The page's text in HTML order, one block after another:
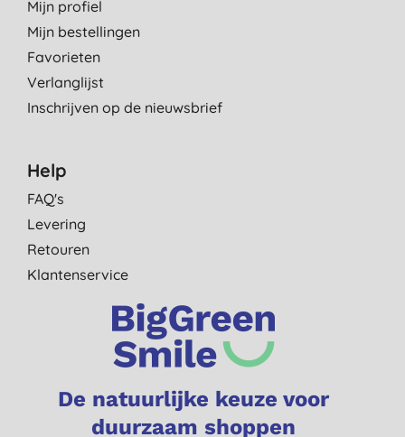
Mijn profiel
Mijn bestellingen
Favorieten
Verlanglijst
Inschrijven op de nieuwsbrief
Help
FAQ's
Levering
Retouren
Klantenservice
De natuurlijke keuze voor
duurzaam shoppen